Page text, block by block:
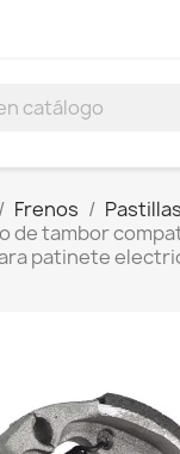
Frenos
de tambor
patinete